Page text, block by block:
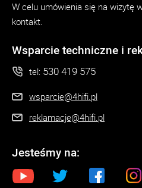
W celu umówienia się na wizytę
kontakt.
Wsparcie techniczne i
tel: 530 419 575
wsparcie@4hifi.pl
reklamacje@4hifi.pl
Jesteśmy na: